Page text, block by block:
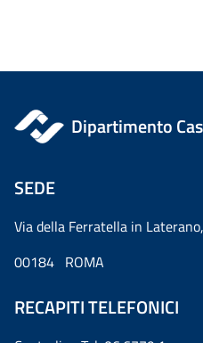
Dipartimento
SEDE
Via della Ferratella in
00184 ROMA
RECAPITI TELEFONICI